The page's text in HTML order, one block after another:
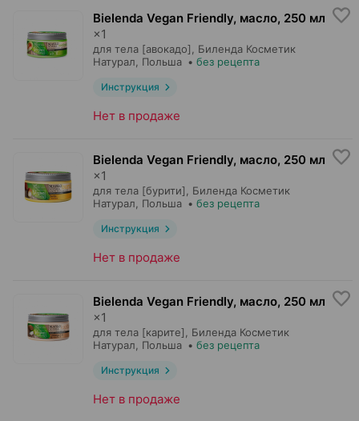
Bielenda Vegan Friendly, масло, 250 мл
×1
для тела [авокадо],
Биленда Косметик
Натурал , Польша • без рецепта
Инструкция
Нет в продаже
Bielenda Vegan Friendly, масло, 250 мл
×1
для тела [бурити],
Биленда Косметик
Натурал , Польша • без рецепта
Инструкция
Нет в продаже
Bielenda Vegan Friendly, масло, 250 мл
×1
для тела [карите],
Биленда Косметик
Натурал , Польша • без рецепта
Инструкция
Нет в продаже